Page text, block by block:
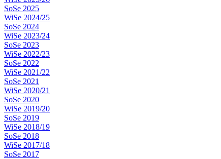
SoSe 2025
WiSe 2024/25
SoSe 2024
WiSe 2023/24
SoSe 2023
WiSe 2022/23
SoSe 2022
WiSe 2021/22
SoSe 2021
WiSe 2020/21
SoSe 2020
WiSe 2019/20
SoSe 2019
WiSe 2018/19
SoSe 2018
WiSe 2017/18
SoSe 2017